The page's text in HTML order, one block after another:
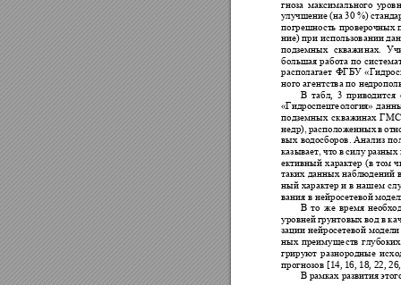
гноза максимального
улучшение (на 30 %)
погрешность проверочных
ние) при использовании д
подземных
скважинах. Уч
большая работа по
располагает ФГБУ
ного агентства по не
В табл, 3 приводится
«Гидроспецгеология»
подземных скважинах
недр), расположенных в
вых водосборов. Анализ
казывает, что в силу разных
ективный характер (в том
таких данных наблюдений
ный характер и в нашем
вания в нейросетевой
В то же время н
уровней грунтовых вод в ка
зации нейросетевой
ных преимуществ
грируют разнородные
прогнозов [14, 16, 18, 22,
В рамках развития